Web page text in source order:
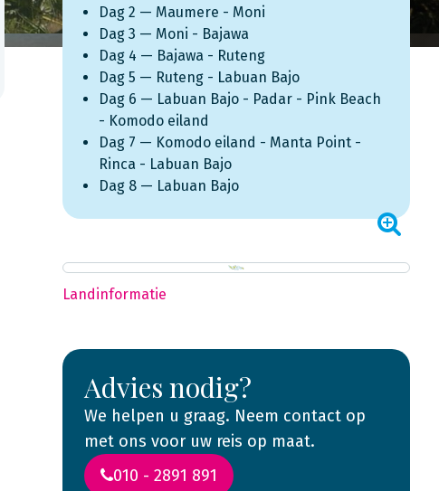
Dag 2 — Maumere - Moni
Dag 3 — Moni - Bajawa
Dag 4 — Bajawa - Ruteng
Dag 5 — Ruteng - Labuan Bajo
Dag 6 — Labuan Bajo - Padar - Pink Beach
- Komodo eiland
Dag 7 — Komodo eiland - Manta Point -
Rinca - Labuan Bajo
Dag 8 — Labuan Bajo
Landinformatie
Advies nodig?
We helpen u graag. Neem contact op
met ons voor uw reis op maat.
010 - 2891 891